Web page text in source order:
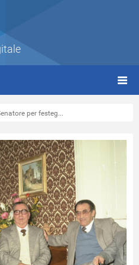
per festeg...